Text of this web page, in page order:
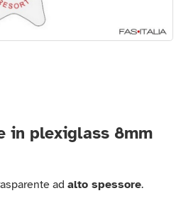
in plexiglass 8mm
adalto spessore.